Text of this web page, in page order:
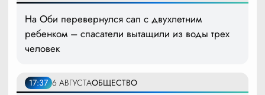
На Оби перевернулся сап с двухлетним
ребенком – спасатели вытащили из воды трех
человек
17:37 6 АВГУСТАОБЩЕСТВО